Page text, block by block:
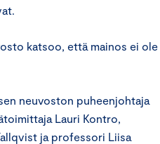
katsoo, että mainos ei ole
neuvoston puheenjohtaja
Lauri Kontro,
ja professori Liisa